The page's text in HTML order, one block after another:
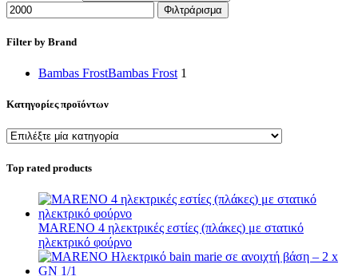
Φιλτράρισμα
Filter by Brand
Bambas FrostBambas Frost 1
Κατηγορίες προϊόντων
Top rated products
MARENO 4 ηλεκτρικές εστίες (πλάκες) με στατικό
ηλεκτρικό φούρνο